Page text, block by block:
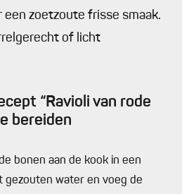
zoetzoute frisse smaak.
of licht
“Ravioli van rode
bereiden
bonen aan de kook in een
gezouten water en voeg de